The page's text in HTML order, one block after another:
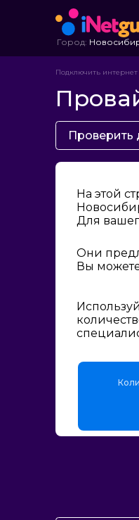
Город:
Подключить интернет
Проверить
На этой
Для
Они
Вы